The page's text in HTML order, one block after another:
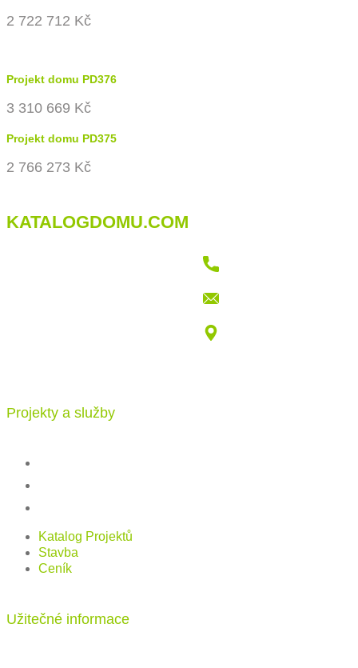
2 722 712 Kč
Projekt domu PD376
3 310 669 Kč
Projekt domu PD375
2 766 273 Kč
KATALOGDOMU.COM
Projekty a služby
Katalog Projektů
Stavba
Ceník
Užitečné informace